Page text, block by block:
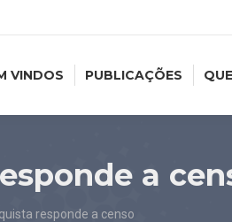
VINDOS PUBLICAÇÕES
a
responde a censo